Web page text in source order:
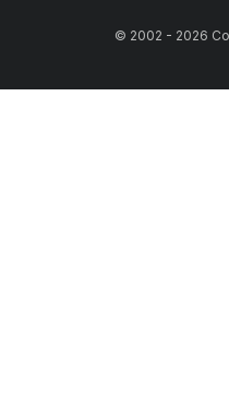
© 2002 - 2026